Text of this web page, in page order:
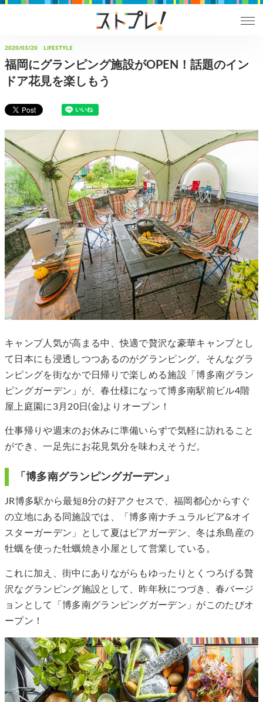
2020/03/20 LIFESTYLE
福岡にグランピング施設がOPEN！話題のイン
ドア花見を楽しもう
キャンプ人気が高まる中、快適で贅沢な豪華キャンプとし
て日本にも浸透しつつあるのがグランピング。そんなグラ
ンピングを街なかで日帰りで楽しめる施設「博多南グラン
ピングガーデン」が、春仕様になって博多南駅前ビル4階
屋上庭園に3月20日(金)よりオープン！
仕事帰りや週末のお休みに準備いらずで気軽に訪れること
ができ、一足先にお花見気分を味わえそうだ。
「博多南グランピングガーデン」
JR博多駅から最短8分の好アクセスで、福岡都心からすぐ
の立地にある同施設では、「博多南ナチュラルビア&オイ
スターガーデン」として夏はビアガーデン、冬は糸島産の
牡蠣を使った牡蠣焼き小屋として営業している。
これに加え、街中にありながらもゆったりとくつろげる贅
沢なグランピング施設として、昨年秋につづき、春バージ
ョンとして「博多南グランピングガーデン」がこのたびオ
ープン！